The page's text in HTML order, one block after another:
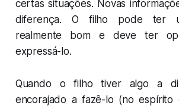
certas situações. Novas
diferença. O filho pode ter
realmente bom e deve ter
expressá-lo.
Quando o filho tiver algo a
encorajado a fazê-lo (no espírito